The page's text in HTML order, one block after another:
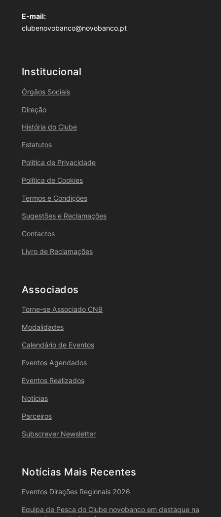
E-mail:
clubenovobanco@novobanco.pt
Institucional
Órgãos Sociais
Direção
História do Clube
Estatutos
Política de Privacidade
Política de Cookies
Termos e Condições
Sugestões e Reclamações
Contactos
Livro de Reclamações
Associados
Torne-se Associado CNB
Modalidades
Calendário de Eventos
Eventos Agendados
Eventos Realizados
Notícias
Parceiros
Subscrever Newsletter
Notícias Mais Recentes
Eventos Direções Regionais 2026
Equipa de Pesca do Clube novobanco em destaque na